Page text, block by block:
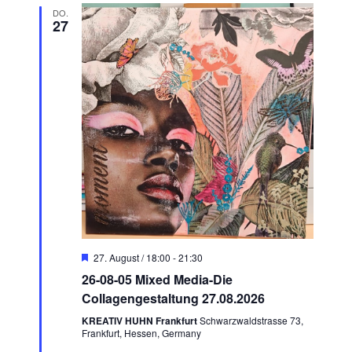
a
n
s
t
a
l
t
u
n
g
e
u
c
n
s
t
a
l
t
u
n
g
A
n
s
e
t
DO.
27
H
r
v
o
r
g
27. August / 18:00 -21:30
26-08-05 Mixed Media-Die
Collagengestaltung 27.08.2026
KREATIV HUHN FrankfurtSchwarzwaldstrasse 73,
Frankfurt, Hessen, Germany